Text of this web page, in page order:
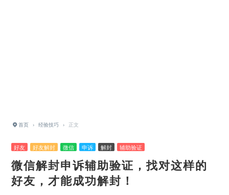
首页 › 经验技巧 › 正文
好友 好友解封 微信 申诉 解封 辅助验证
微信解封申诉辅助验证，找对这样的
好友，才能成功解封！